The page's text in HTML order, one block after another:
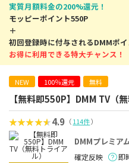
実質月額料金の200%還元！
モッピーポイント550P
＋
初回登録時に付与されるDMMポ
お得に利用できる特大チャンス！
NEW 100％還元 無料
【無料即550P】DMM TV（
4.9 （114件）
DMMプレミア
確定反映 即